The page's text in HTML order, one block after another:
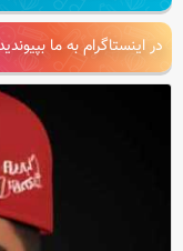
در اینستاگرام به ما